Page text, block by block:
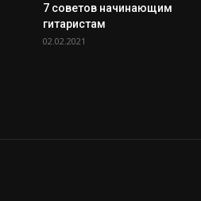
7 советов начинающим
гитаристам
02.02.2021